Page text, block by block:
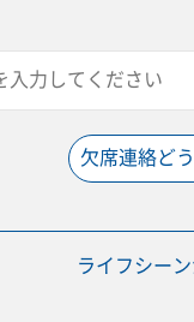
欠席連絡ど
ライフシー